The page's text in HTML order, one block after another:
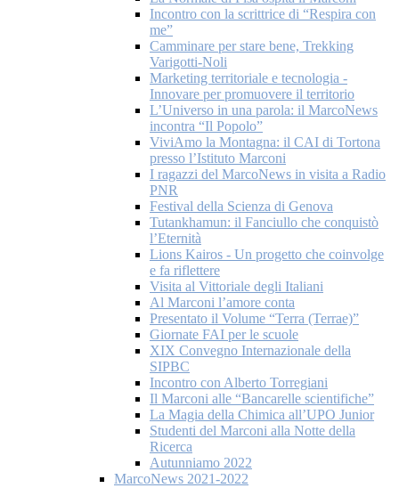
Incontro con la scrittrice di “Respira con
me”
Camminare per stare bene, Trekking
Varigotti-Noli
Marketing territoriale e tecnologia -
Innovare per promuovere il territorio
L’Universo in una parola: il MarcoNews
incontra “Il Popolo”
ViviAmo la Montagna: il CAI di Tortona
presso l’Istituto Marconi
I ragazzi del MarcoNews in visita a Radio
PNR
Festival della Scienza di Genova
Tutankhamun: il Fanciullo che conquistò
l’Eternità
Lions Kairos - Un progetto che coinvolge
e fa riflettere
Visita al Vittoriale degli Italiani
Al Marconi l’amore conta
Presentato il Volume “Terra (Terrae)”
Giornate FAI per le scuole
XIX Convegno Internazionale della
SIPBC
Incontro con Alberto Torregiani
Il Marconi alle “Bancarelle scientifiche”
La Magia della Chimica all’UPO Junior
Studenti del Marconi alla Notte della
Ricerca
Autunniamo 2022
MarcoNews 2021-2022